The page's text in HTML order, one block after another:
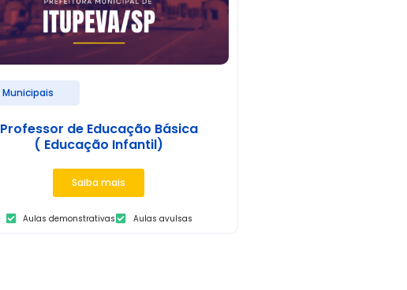
Municipais
Professor de Educação Básica
( Educação Infantil)
Saiba mais
Aulas demonstrativas Aulas avulsas